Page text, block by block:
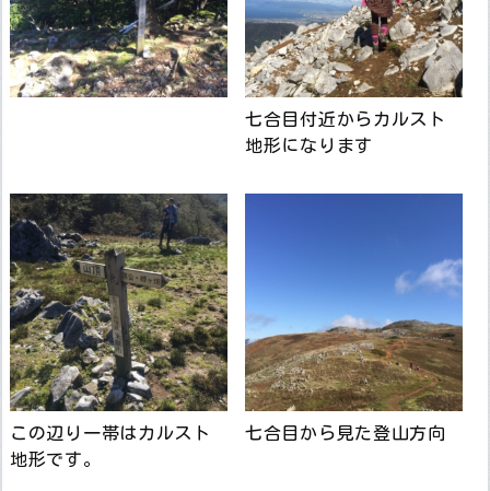
七合目付近からカルスト
地形になります
この辺り一帯はカルスト
地形です。
七合目から見た登山方向